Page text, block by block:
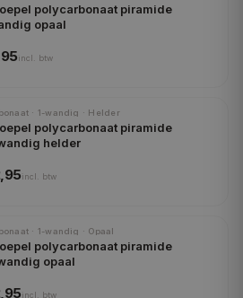
polycarbonaat piramide
opaal
incl.
btw
· 1-wandig · Helder
polycarbonaat piramide
helder
incl.
btw
· 1-wandig · Opaal
polycarbonaat piramide
opaal
incl.
btw